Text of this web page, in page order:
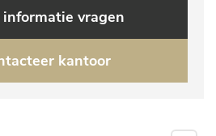
informatie vragen
kantoor